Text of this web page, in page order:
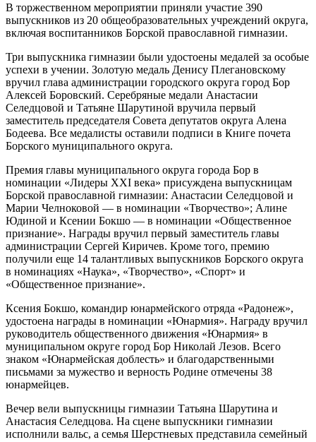
В торжественном мероприятии приняли участие 390
выпускников из 20 общеобразовательных учреждений округа,
включая воспитанников Борской православной гимназии.
Три выпускника гимназии были удостоены медалей за особые
успехи в учении. Золотую медаль Денису Плегановскому
вручил глава администрации городского округа город Бор
Алексей Боровский. Серебряные медали Анастасии
Селедцовой и Татьяне Шарутиной вручила первый
заместитель председателя Совета депутатов округа Алена
Бодеева. Все медалисты оставили подписи в Книге почета
Борского муниципального округа.
Премия главы муниципального округа города Бор в
номинации «Лидеры XXI века» присуждена выпускницам
Борской православной гимназии: Анастасии Селедцовой и
Марии Челноковой — в номинации «Творчество»; Алине
Юдиной и Ксении Бокшо — в номинации «Общественное
признание». Награды вручил первый заместитель главы
администрации Сергей Киричев. Кроме того, премию
получили еще 14 талантливых выпускников Борского округа
в номинациях «Наука», «Творчество», «Спорт» и
«Общественное признание».
Ксения Бокшо, командир юнармейского отряда «Радонеж»,
удостоена награды в номинации «Юнармия». Награду вручил
руководитель общественного движения «Юнармия» в
муниципальном округе город Бор Николай Лезов. Всего
знаком «Юнармейская доблесть» и благодарственными
письмами за мужество и верность Родине отмечены 38
юнармейцев.
Вечер вели выпускницы гимназии Татьяна Шарутина и
Анастасия Селедцова. На сцене выпускники гимназии
исполнили вальс, а семья Шерстневых представила семейный